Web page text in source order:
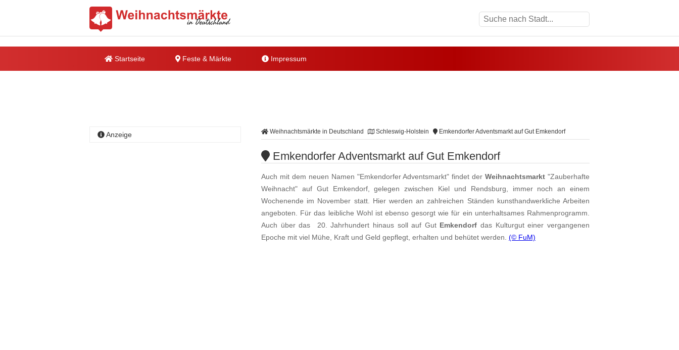
Startseite Feste & Märkte Impressum
Weihnachtsmärkte in Deutschland Schleswig-Holstein Emkendorfer Adventsmarkt auf Gut Emkendorf
Emkendorfer Adventsmarkt auf Gut Emkendorf
Auch mit dem neuen Namen "Emkendorfer Adventsmarkt" findet derWeihnachtsmarkt "Zauberhafte
Weihnacht" auf Gut Emkendorf, gelegen zwischen Kiel und Rendsburg, immer noch an einem
Wochenende im November statt. Hier werden an zahlreichen Ständen kunsthandwerkliche Arbeiten
angeboten. Für das leibliche Wohl ist ebenso gesorgt wie für ein unterhaltsames Rahmenprogramm.
Auch über das 20. Jahrhundert hinaus soll auf Gut Emkendorf das Kulturgut einer vergangenen
Epoche mit viel Mühe, Kraft und Geld gepflegt, erhalten und behütet werden. (© FuM)
Anzeige